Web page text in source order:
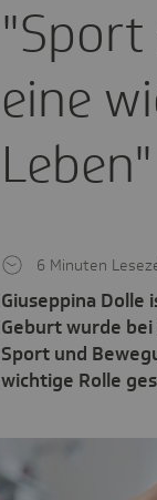
"Sport
eine
Leben"
Giuseppina
Geburt wurde
Sport und
wichtige Rolle
6 Minuten